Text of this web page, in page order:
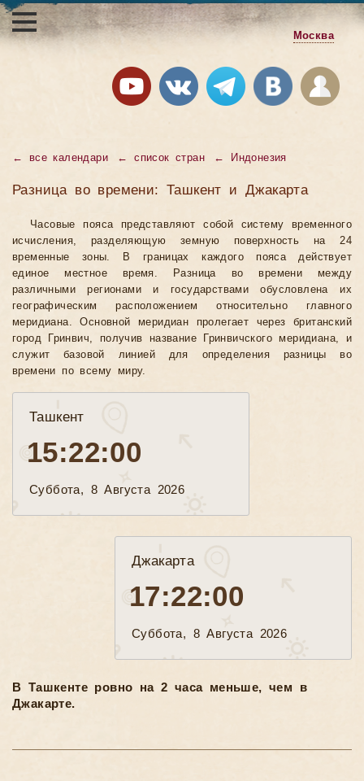
Москва
← все календари ←список стран ← Индонезия
Разница во времени: Ташкент и Джакарта
Часовые пояса представляют собой систему временного
исчисления, разделяющую земную поверхность на 24
временные зоны. В границах каждого пояса действует
единое местное время. Разница во времени между
различными регионами и государствами обусловлена их
географическим расположением относительно главного
меридиана. Основной меридиан пролегает через британский
город Гринвич, получив название Гринвичского меридиана, и
служит базовой линией для определения разницы во
времени по всему миру.
Ташкент
15:22:02
Суббота, 8 Августа 2026
Джакарта
17:22:02
Суббота, 8 Августа 2026
В Ташкенте ровно на 2 часа меньше, чем в
Джакарте.